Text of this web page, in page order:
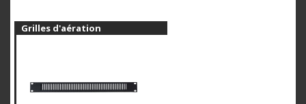
Grilles d'aération